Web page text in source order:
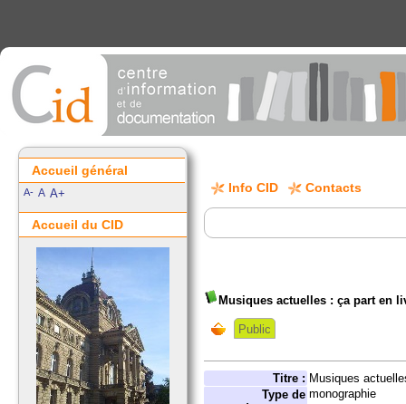
Info CID Contacts
Musiques actuelles : ça part en
Public
Titre : Musiques
Type de monographie
Accueil général
A- A A+
Accueil du CID